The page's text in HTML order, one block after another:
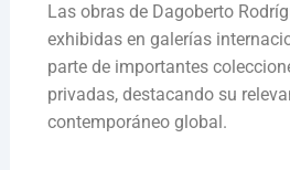
Las obras de Dagoberto
exhibidas en galerías
parte de importantes
privadas, destacando su
contemporáneo global.